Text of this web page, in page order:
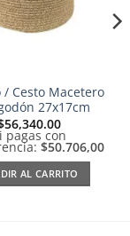
/ Cesto Macetero
27x17cm
56,340.00
pagas con
$50.706,00
AL CARRITO